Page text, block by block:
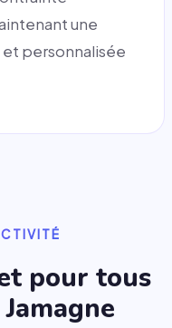
une
personnalisée
pour tous
Jamagne